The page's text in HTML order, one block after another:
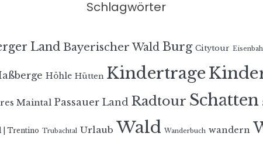
Schlagwörter
Land Bayerischer Wald Burg Citytour
Höhle Hütten Kindertrage
Maintal Passauer Land Radtour Schatten
| Trentino Trubachtal Urlaub Wald Wanderbuch wandern